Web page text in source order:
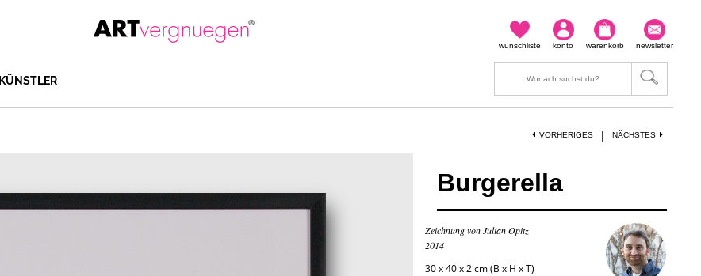
newsletter
warenkorb
konto
wunschliste
KÜNSTLER
NÄCHSTES
|
VORHERIGES
Burgerella
Zeichnung von Julian Opitz
2014
30 x 40 x 2 cm (B x H x T)